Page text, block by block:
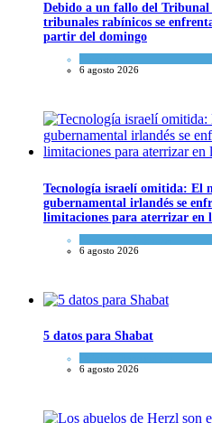
Debido a un fallo del Tribunal
tribunales rabínicos se
partir del domingo
6 agosto 2026
Tecnología israelí omitida: El
gubernamental irlandés se
limitaciones para aterrizar en
6 agosto 2026
5 datos para Shabat
6 agosto 2026